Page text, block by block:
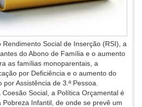
Rendimento Social de Inserção (RSI), a
do Abono de Família e o aumento
as famílias monoparentais, a
por Deficiência e o aumento do
Assistência de 3.ª Pessoa.
Social, a Política Orçamental é
Infantil, de onde se prevê um